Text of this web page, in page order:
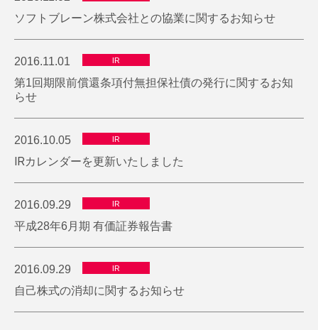
ソフトブレーン株式会社との協業に関するお知らせ
2016.11.01 IR
第1回期限前償還条項付無担保社債の発行に関するお知
らせ
2016.10.05 IR
IRカレンダーを更新いたしました
2016.09.29 IR
平成28年6月期 有価証券報告書
2016.09.29 IR
自己株式の消却に関するお知らせ